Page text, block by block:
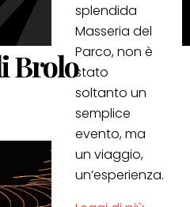
Brolo
splendida
Masseria del
Parco, non è
stato
soltanto un
semplice
evento, ma
un viaggio,
un’esperienza.